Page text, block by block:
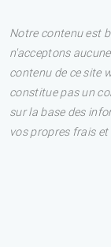
Notre contenu est
n'acceptons
contenu de ce site
constitue pas un
sur la base des
vos propres frais et